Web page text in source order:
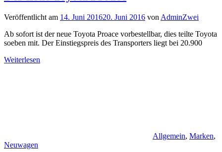
Veröffentlicht am 14. Juni 201620. Juni 2016 von AdminZwei
Ab sofort ist der neue Toyota Proace vorbestellbar, dies teilte Toyota
soeben mit. Der Einstiegspreis des Transporters liegt bei 20.900
Weiterlesen
Allgemein, Marken,
Neuwagen